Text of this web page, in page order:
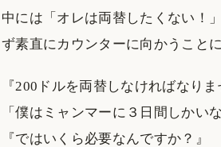
中には「オレは両替したくない！
ず素直にカウンターに向かうことに
『200ドルを両替しなければなりま
「僕はミャンマーに３日間しかい
『ではいくら必要なんですか？』